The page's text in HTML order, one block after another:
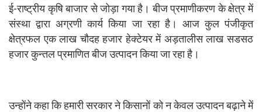
ई-राष्ट्रीय कृषि बाजार से जोड़ा गया है। बीज प्रमाणीकरण के क्षेत्र में
संस्था द्वारा अग्रणी कार्य किया जा रहा है। आज कुल पंजीकृत
क्षेत्रफल एक लाख चौदह हजार हेक्टेयर में अड़तालीस लाख सडसठ
हजार कुन्तल प्रमाणित बीज उत्पादन किया जा रहा है।
उन्होंने कहा कि हमारी सरकार ने किसानों को न केवल उत्पादन बढ़ाने में